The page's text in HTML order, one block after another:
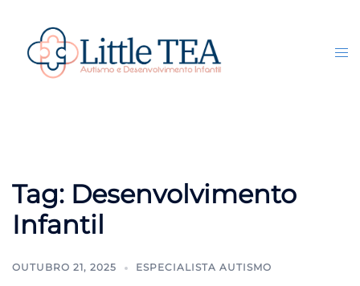
conteúdo
Search
Tag: Desenvolvimento
Infantil
OUTUBRO 21, 2025 ESPECIALISTA AUTISMO